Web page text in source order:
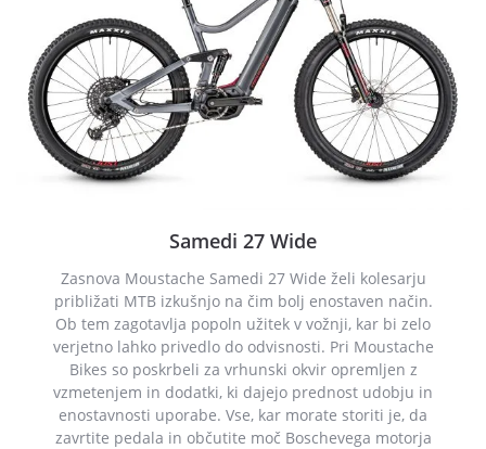
Samedi 27 Wide
Zasnova Moustache Samedi 27 Wide želi kolesarju
približati MTB izkušnjo na čim bolj enostaven način.
Ob tem zagotavlja popoln užitek v vožnji, kar bi zelo
verjetno lahko privedlo do odvisnosti. Pri Moustache
Bikes so poskrbeli za vrhunski okvir opremljen z
vzmetenjem in dodatki, ki dajejo prednost udobju in
enostavnosti uporabe. Vse, kar morate storiti je, da
zavrtite pedala in občutite moč Boschevega motorja